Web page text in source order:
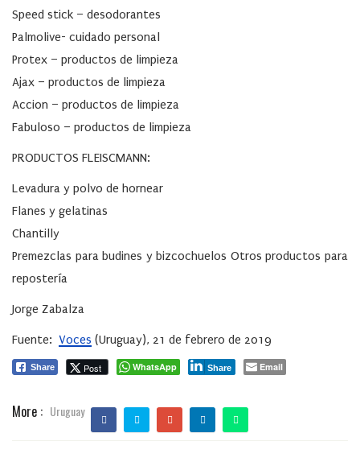
Speed stick – desodorantes
Palmolive- cuidado personal
Protex – productos de limpieza
Ajax – productos de limpieza
Accion – productos de limpieza
Fabuloso – productos de limpieza
PRODUCTOS FLEISCMANN:
Levadura y polvo de hornear
Flanes y gelatinas
Chantilly
Premezclas para budines y bizcochuelos Otros productos para
repostería
Jorge Zabalza
Fuente: Voces (Uruguay), 21 de febrero de 2019
Share Post WhatsApp Share Email
More : Uruguay